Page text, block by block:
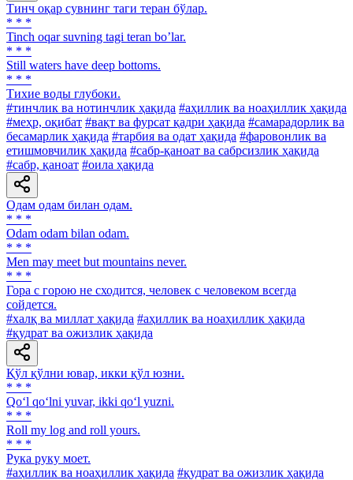
Тинч оқар сувнинг таги теран бўлар.
* * *
Tinch oqar suvning tagi teran bo’lar.
* * *
Still waters have deep bottoms.
* * *
Тихие воды глубоки.
#тинчлик ва нотинчлик ҳақида #аҳиллик ва ноаҳиллик ҳақида
#меҳр, оқибат #вақт ва фурсат қадри ҳақида #самарадорлик ва
бесамарлик ҳақида #тарбия ва одат ҳақида #фаровонлик ва
етишмовчилик ҳақида #сабр-қаноат ва сабрсизлик ҳақида
#сабр, қаноат #оила ҳақида
Одам одам билан одам.
* * *
Odam odam bilan odam.
* * *
Men may meet but mountains never.
* * *
Гора с горою не сходится, человек с человеком всегда
сойдется.
#халқ ва миллат ҳақида #аҳиллик ва ноаҳиллик ҳақида
#қудрат ва ожизлик ҳақида
Қўл қўлни ювар, икки қўл юзни.
* * *
Qo‘l qo‘lni yuvar, ikki qo‘l yuzni.
* * *
Roll my log and roll yours.
* * *
Рука руку моет.
#аҳиллик ва ноаҳиллик ҳақида #қудрат ва ожизлик ҳақида